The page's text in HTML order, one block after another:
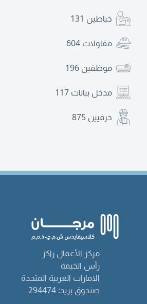
خياطين 131
مقاولات 604
موظفين 196
مدخل بيانات 117
حرفيين 875
مركز الأعمال راكز
رأس الخيمة
الامارات العربية المتحدة
صندوق بريد: 294474